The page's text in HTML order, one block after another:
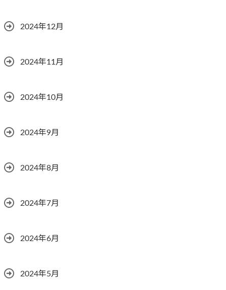
2024年12月
2024年11月
2024年10月
2024年9月
2024年8月
2024年7月
2024年6月
2024年5月